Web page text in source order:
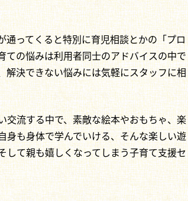
通ってくると特別に育児相談とかの「プロ
ての悩みは利用者同士のアドバイスの中で
解決できない悩みには気軽にスタッフに相
交流する中で、素敵な絵本やおもちゃ、楽
身も身体で学んでいける、そんな楽しい遊
して親も嬉しくなってしまう子育て支援セ